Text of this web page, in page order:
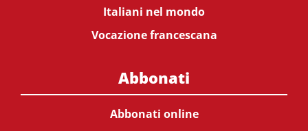
Italiani nel mondo
Vocazione francescana
Abbonati
Abbonati online